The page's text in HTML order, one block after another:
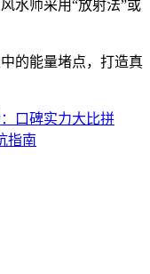
水师采用“放射法”或
的能量堵点，打造真
口碑实力大比拼
指南